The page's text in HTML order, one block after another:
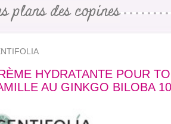
plans des copines
HYDRATANTE POUR
AU GINKGO BILOBA